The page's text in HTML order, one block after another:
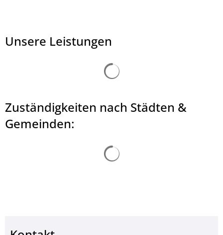
Unsere Leistungen
Zuständigkeiten nach Städten &
Gemeinden: